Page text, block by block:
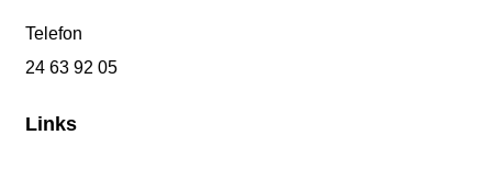
Telefon
24 63 92 05
Links